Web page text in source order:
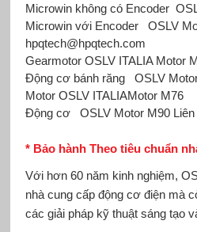
Microwin không có Encoder
Microwin với Encoder OSLV
hpqtech@hpqtech.com
Gearmotor OSLV ITALIA Motor
Động cơ bánh răng OSLV
Motor OSLV ITALIAMotor M76
Động cơ OSLV Motor M90 Liên
* Bảo hành Theo tiêu chuẩn
Với hơn 60 năm kinh nghiệm,
nhà cung cấp động cơ điện mà
các giải pháp kỹ thuật sáng tạo